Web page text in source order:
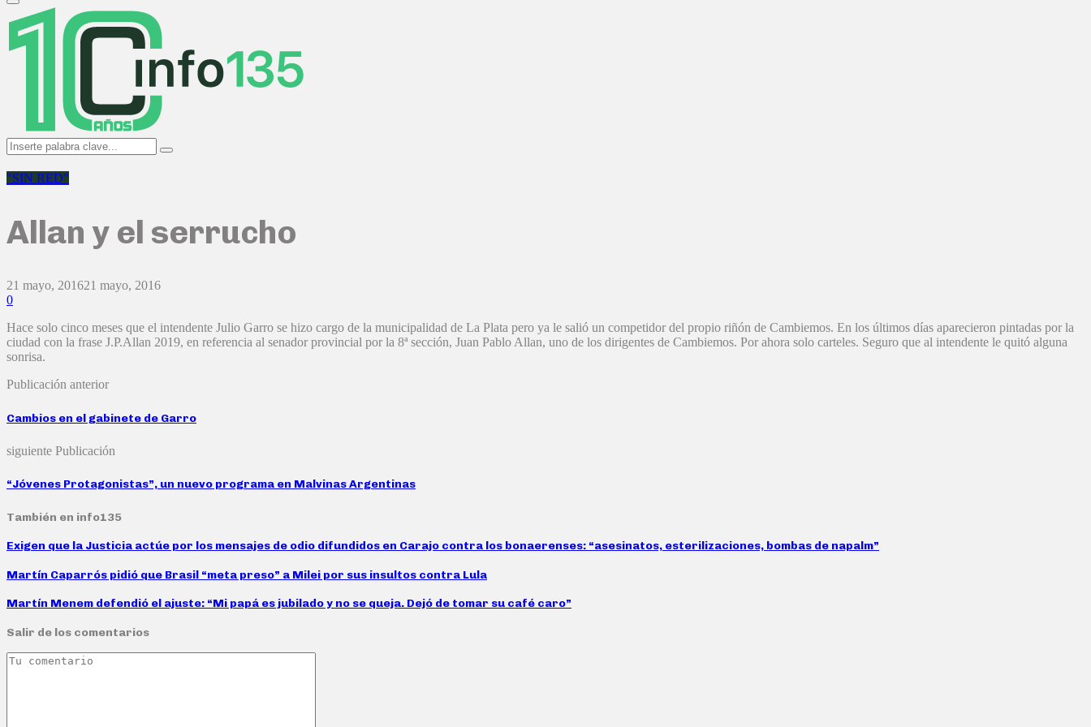
Primary
Menu
Search
for:
Search
"SIN RED"
Allan y el serrucho
21 mayo, 201621 mayo, 2016
0
Hace solo cinco meses que el intendente Julio Garro se hizo cargo de la municipalidad de La Plata pero ya le salió un competidor del propio riñón de Cambiemos. En los últimos días aparecieron pintadas por la
ciudad con la frase J.P.Allan 2019, en referencia al senador provincial por la 8ª sección, Juan Pablo Allan, uno de los dirigentes de Cambiemos. Por ahora solo carteles. Seguro que al intendente le quitó alguna
sonrisa.
Publicación anterior
Cambios en el gabinete de Garro
siguiente Publicación
“Jóvenes Protagonistas”, un nuevo programa en Malvinas Argentinas
También en info135
Exigen que la Justicia actúe por los mensajes de odio difundidos en Carajo contra los bonaerenses: “asesinatos, esterilizaciones, bombas de napalm”
Martín Caparrós pidió que Brasil “meta preso” a Milei por sus insultos contra Lula
Martín Menem defendió el ajuste: “Mi papá es jubilado y no se queja. Dejó de tomar su café caro”
Salir de los comentarios